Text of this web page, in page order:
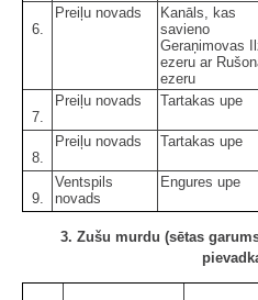
6.
Preiļu novads
Kanāls, kas
savieno
Geraņimovas
ezeru ar
ezeru
7.
Preiļu novads Tartakas upe
8.
Preiļu novads Tartakas upe
9.
Ventspils
novads
Engures upe
3. Zušu murdu (sētas